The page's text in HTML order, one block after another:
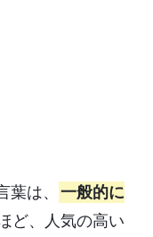
は、
一般的に
ど、人気の高い